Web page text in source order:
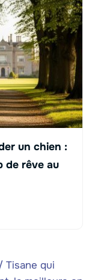
un chien :
de rêve au
Tisane qui